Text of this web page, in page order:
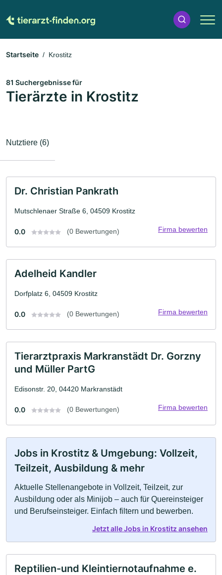
Startseite Krostitz
81 Suchergebnisse für
Tierärzte in Krostitz
Nutztiere (6)
Dr. Christian Pankrath
Mutschlenaer Straße 6, 04509 Krostitz
0.0 (0 Bewertungen) Firma bewerten
Adelheid Kandler
Dorfplatz 6, 04509 Krostitz
0.0 (0 Bewertungen) Firma bewerten
Tierarztpraxis Markranstädt Dr. Gorzny
und Müller PartG
Edisonstr. 20, 04420 Markranstädt
0.0 (0 Bewertungen) Firma bewerten
Jobs in Krostitz & Umgebung: Vollzeit,
Teilzeit, Ausbildung & mehr
Aktuelle Stellenangebote in Vollzeit, Teilzeit, zur
Ausbildung oder als Minijob – auch für Quereinsteiger
und Berufseinsteiger. Einfach filtern und bewerben.
Jetzt alle Jobs in Krostitz ansehen
Reptilien-und Kleintiernotaufnahme e.